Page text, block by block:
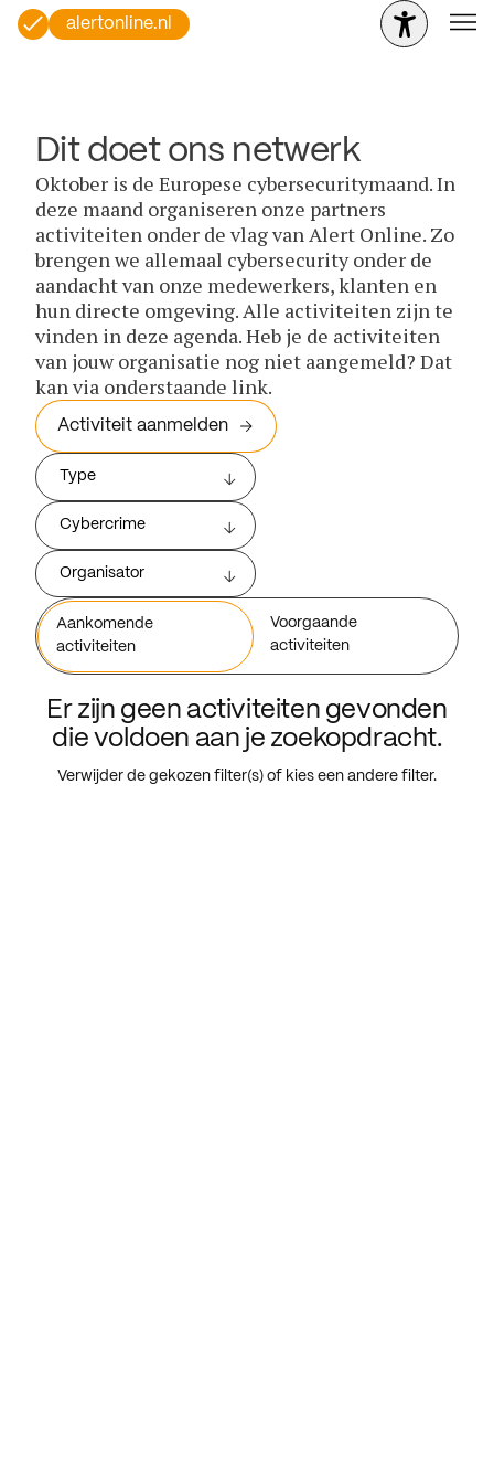
alertonline.nl
Dit doet ons netwerk
Oktober is de Europese cybersecuritymaand. In
deze maand organiseren onze partners
activiteiten onder de vlag van Alert Online. Zo
brengen we allemaal cybersecurity onder de
aandacht van onze medewerkers, klanten en
hun directe omgeving. Alle activiteiten zijn te
vinden in deze agenda. Heb je de activiteiten
van jouw organisatie nog niet aangemeld? Dat
kan via onderstaande link.
Activiteit aanmelden
Type
Cybercrime
Organisator
Aankomende
activiteiten
Voorgaande
activiteiten
Er zijn geen activiteiten gevonden
die voldoen aan je zoekopdracht.
Verwijder de gekozen filter(s) of kies een andere filter.